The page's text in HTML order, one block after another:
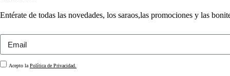
Entérate de todas las novedades, los saraos,las promociones y las
Acepto la Política de Privacidad.